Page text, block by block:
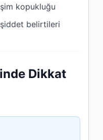
kopukluğu
belirtileri
Dikkat